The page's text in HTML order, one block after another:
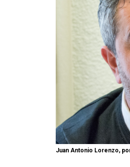
Juan Antonio Lorenzo,